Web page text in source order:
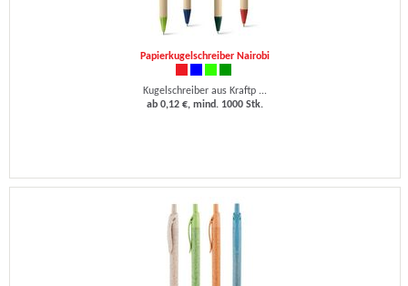
Papierkugelschreiber Nairobi
Kugelschreiber aus Kraftp ...
ab 0,12 €, mind. 1000 Stk.